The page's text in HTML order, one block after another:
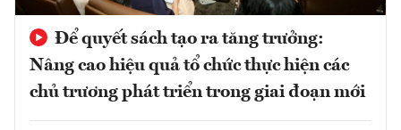
Để quyết sách tạo ra tăng trưởng:
Nâng cao hiệu quả tổ chức thực hiện các
chủ trương phát triển trong giai đoạn mới